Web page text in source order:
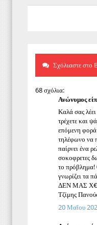
Σχόλιαστε στο
68 σχόλια:
Ανώνυμος
Καλά σας
τρέχετε και
επόμενη φορά
τηλέφωνο να
παίρνει ένα
σοκοφρετες
το πρόβλημα!
γνωρίζει τα
ΔΕΝ ΜΑΣ
Τζίμης
20 Μαΐου